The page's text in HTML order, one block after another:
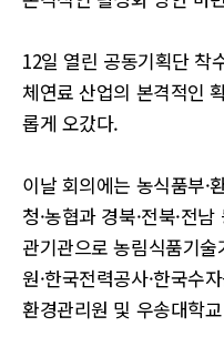
12일 열린 공동기획단
체연료 산업의 본격적인
롭게 오갔다.
이날 회의에는 농식품부·
청·농협과 경북·전북·전
관기관으로 농림식품기
원·한국전력공사·한국수
환경관리원 및 우송대학